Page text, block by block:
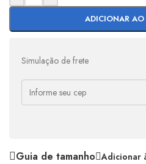
ADICIONAR
Simulação de frete
Guia de tamanho Adicionar